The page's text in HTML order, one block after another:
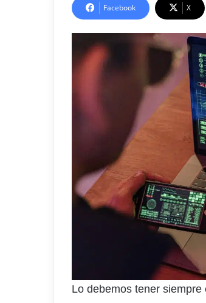
Facebook X
Lo debemos tener siempre